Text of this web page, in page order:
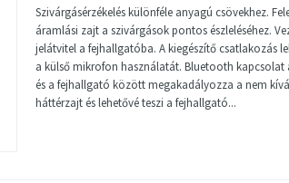
Szivárgásérzékelés különféle anyagú csövekhez.
áramlási zajt a szivárgások pontos észleléséhez.
jelátvitel a fejhallgatóba. A kiegészítő csatlakozás
a külső mikrofon használatát. Bluetooth kapcsolat
és a fejhallgató között megakadályozza a nem
háttérzajt és lehetővé teszi a fejhallgató...